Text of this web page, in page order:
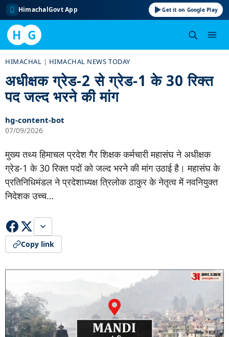
HimachalGovt App Get it on Google Play
H G
content
HIMACHAL | HIMACHAL NEWS TODAY
अधीक्षक ग्रेड-2 से ग्रेड-1 के 30 रिक्त
पद जल्द भरने की मांग
hg-content-bot
07/09/2026
मुख्य तथ्य हिमाचल प्रदेश गैर शिक्षक कर्मचारी महासंघ ने अधीक्षक
ग्रेड-1 के 30 रिक्त पदों को जल्द भरने की मांग उठाई है। महासंघ के
प्रतिनिधिमंडल ने प्रदेशाध्यक्ष त्रिलोक ठाकुर के नेतृत्व में नवनियुक्त
निदेशक उच्च…
Copy link